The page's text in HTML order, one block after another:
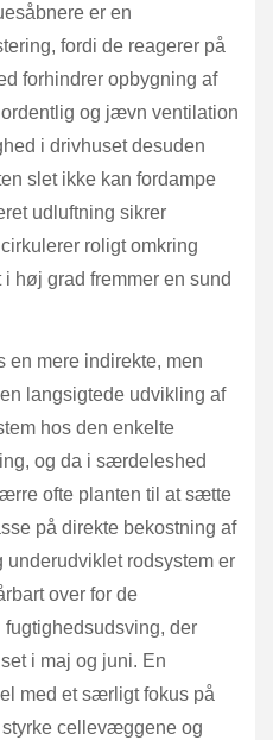
er en
fordi de reagerer på
forhindrer opbygning af
og jævn ventilation
i drivhuset desuden
slet ikke kan fordampe
udluftning sikrer
roligt omkring
høj grad fremmer en sund
mere indirekte, men
langsigtede udvikling af
hos den enkelte
og da i særdeleshed
ofte planten til at sætte
på direkte bekostning af
underudviklet rodsystem er
over for de
der
i maj og juni. En
med et særligt fokus på
cellevæggene og